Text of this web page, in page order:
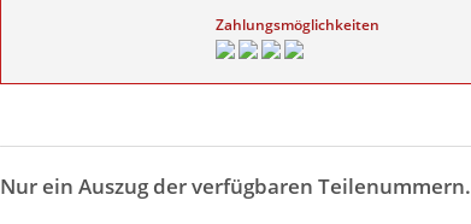
Zahlungsmöglichkeiten
Nur ein Auszug der verfügbaren Teilenummern.